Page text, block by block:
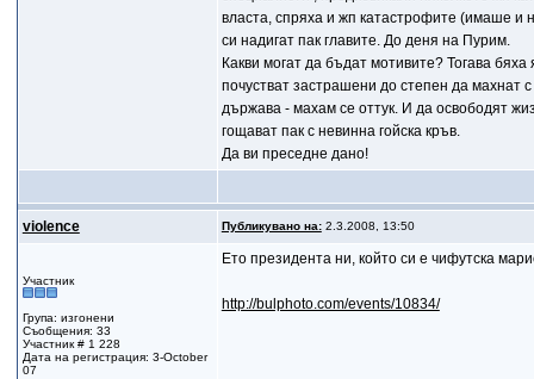
власта, спряха и жп катастрофите (имаше и
си надигат пак главите. До деня на Пурим.
Какви могат да бъдат мотивите? Тогава
почустват застрашени до степен да махнат
държава - махам се оттук. И да освободят
гощават пак с невинна гойска кръв.
Да ви преседне дано!
violence Публикувано на:2.3.2008, 13:50
Участник
Група: изгонени
Съобщения: 33
Участник # 1 228
Дата на регистрация: 3-October
07
Ето президента ни, който си е чифутска
http://bulphoto.com/events/10834/